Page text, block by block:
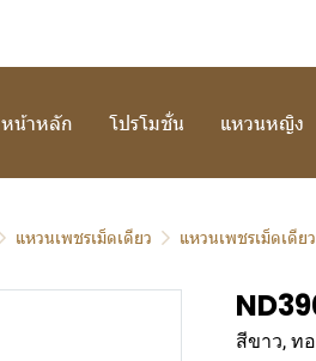
หน้าหลัก โปรโมชั่น แหวนหญิง
แหวนเพชรเม็ดเดียว แหวนเพชรเม็ดเดีย
สีขาว, ท